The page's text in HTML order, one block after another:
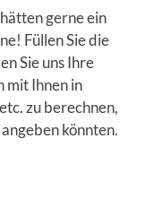
gerne ein
Füllen Sie die
Sie uns Ihre
mit Ihnen in
zu berechnen,
könnten.